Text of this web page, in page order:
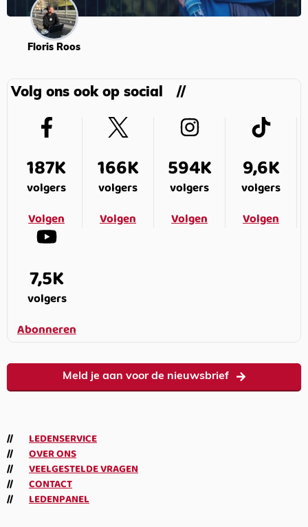
Floris Roos
Volg ons ook op social
187K
volgers
Volgen
166K
volgers
Volgen
594K
volgers
Volgen
9,6K
volgers
Volgen
7,5K
volgers
Abonneren
Meld je aan voor de nieuwsbrief
LEDENSERVICE
OVER ONS
VEELGESTELDE VRAGEN
CONTACT
LEDENPANEL